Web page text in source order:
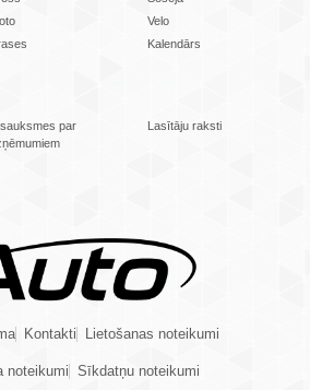
Velo
Kalendārs
par
Lasītāju raksti
Kontakti Lietošanas noteikumi
noteikumi Sīkdatņu noteikumi